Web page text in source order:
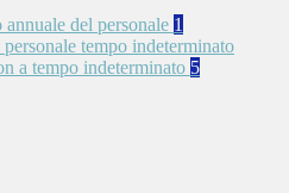
annuale del personale 1
personale tempo indeterminato
a tempo indeterminato 5